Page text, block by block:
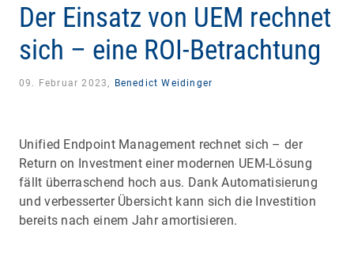
Der Einsatz von UEM rechnet
sich – eine ROI-Betrachtung
09. Februar 2023, Benedict Weidinger
Unified Endpoint Management rechnet sich – der
Return on Investment einer modernen UEM-Lösung
fällt überraschend hoch aus. Dank Automatisierung
und verbesserter Übersicht kann sich die Investition
bereits nach einem Jahr amortisieren.